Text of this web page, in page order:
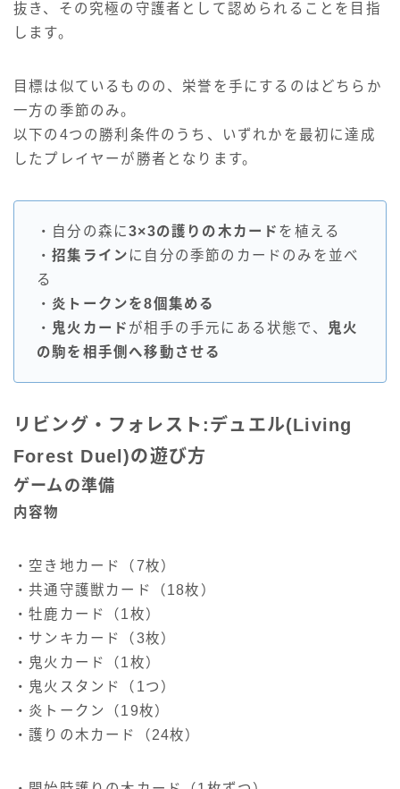
抜き、その究極の守護者として認められることを目指
します。
目標は似ているものの、栄誉を手にするのはどちらか
一方の季節のみ。
以下の4つの勝利条件のうち、いずれかを最初に達成
したプレイヤーが勝者となります。
・自分の森に3×3の護りの木カード を植える
・招集ライン に自分の季節のカードのみを並べ
る
・ 炎トークンを8個集める
・ 鬼火カード が相手の手元にある状態で、
鬼火
の駒を相手側へ移動させる
リビング・フォレスト:デュエル(Living
Forest Duel)の遊び方
ゲームの準備
内容物
・空き地カード（7枚）
・共通守護獣カード（18枚）
・牡鹿カード（1枚）
・サンキカード（3枚）
・鬼火カード（1枚）
・鬼火スタンド（1つ）
・炎トークン（19枚）
・護りの木カード（24枚）